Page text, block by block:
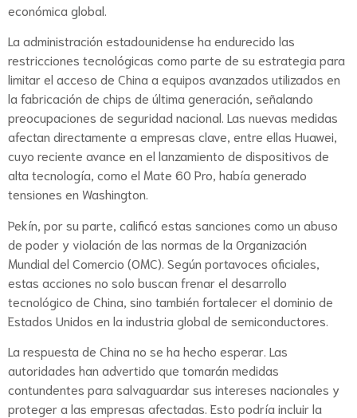
económica global.
La administración estadounidense ha endurecido las
restricciones tecnológicas como parte de su estrategia para
limitar el acceso de China a equipos avanzados utilizados en
la fabricación de chips de última generación, señalando
preocupaciones de seguridad nacional. Las nuevas medidas
afectan directamente a empresas clave, entre ellas Huawei,
cuyo reciente avance en el lanzamiento de dispositivos de
alta tecnología, como el Mate 60 Pro, había generado
tensiones en Washington.
Pekín, por su parte, calificó estas sanciones como un abuso
de poder y violación de las normas de la Organización
Mundial del Comercio (OMC). Según portavoces oficiales,
estas acciones no solo buscan frenar el desarrollo
tecnológico de China, sino también fortalecer el dominio de
Estados Unidos en la industria global de semiconductores.
La respuesta de China no se ha hecho esperar. Las
autoridades han advertido que tomarán medidas
contundentes para salvaguardar sus intereses nacionales y
proteger a las empresas afectadas. Esto podría incluir la